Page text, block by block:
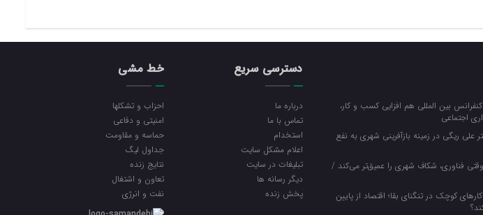
کنفرانس بین المللی هم افزایی کسب و کار،
اجتماعی
علی ریگی در زمینه بازآفرینی شهری به نفع
وقتی فناوری، شکاف شهری را عمیق‌تر می‌کند /
کوچک در تنگنای بقا؛ اقتصاد از پایین
دسترسی سریع
درباره ما
تماس با ما
استخدام
اعلام مشکل سایت
تبلیغات در سایت
ديگر رسانه ها
پخش زنده
خط مشی
احزاب و تشکلها
امنیتی و دفاعی
حماسه و مقاومت
جداول لیگ
نتایج زنده
تعاون و اشتغال
نفت و انرژی